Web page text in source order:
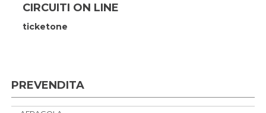
CIRCUITI ON LINE
ticketone
PREVENDITA